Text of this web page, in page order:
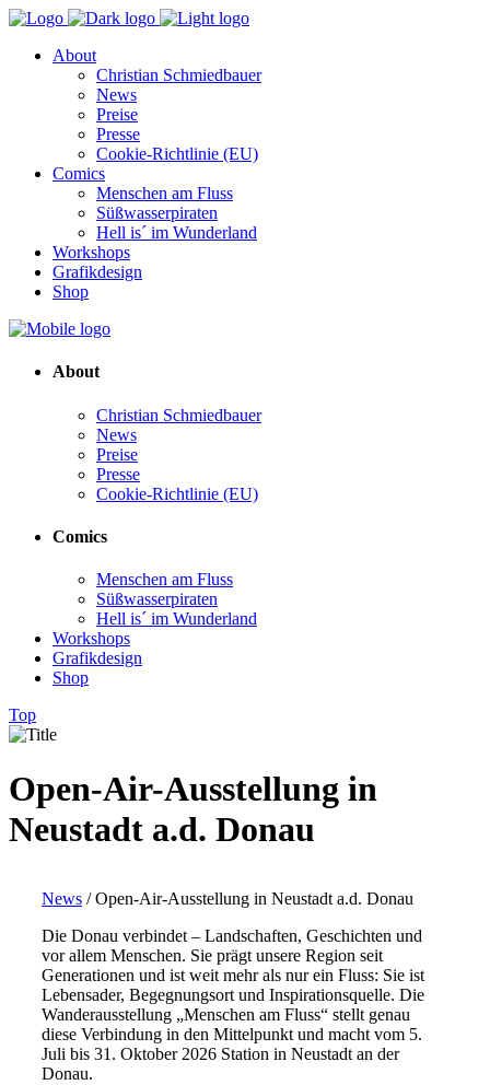
About
Christian Schmiedbauer
News
Preise
Presse
Cookie-Richtlinie (EU)
Comics
Menschen am Fluss
Süßwasserpiraten
Hell is´ im Wunderland
Workshops
Grafikdesign
Shop
About
Christian Schmiedbauer
News
Preise
Presse
Cookie-Richtlinie (EU)
Comics
Menschen am Fluss
Süßwasserpiraten
Hell is´ im Wunderland
Workshops
Grafikdesign
Shop
Top
Open-Air-Ausstellung in
Neustadt a.d. Donau
News /Open-Air-Ausstellung in Neustadt a.d. Donau
Die Donau verbindet – Landschaften, Geschichten und
vor allem Menschen. Sie prägt unsere Region seit
Generationen und ist weit mehr als nur ein Fluss: Sie ist
Lebensader, Begegnungsort und Inspirationsquelle. Die
Wanderausstellung „Menschen am Fluss“ stellt genau
diese Verbindung in den Mittelpunkt und macht vom 5.
Juli bis 31. Oktober 2026 Station in Neustadt an der
Donau.